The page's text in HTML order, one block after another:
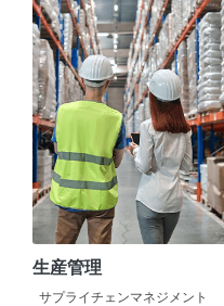
生産管理
サプライチェンマネジメント